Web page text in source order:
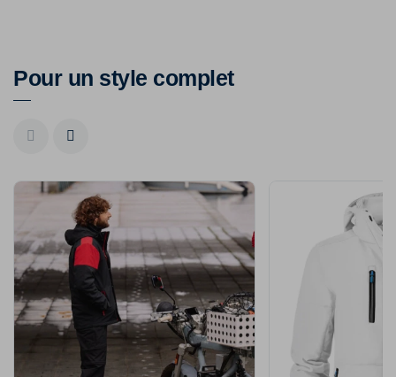
Pour un style complet